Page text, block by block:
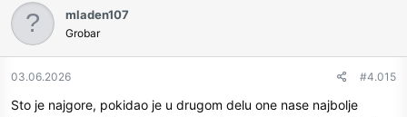
t
n
:
mladen107
Grobar
03.06.2026 #4.015
Sto je najgore, pokidao je u drugom delu one nase najbolje